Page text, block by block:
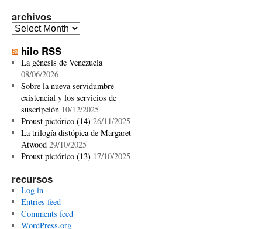
archivos
archivos
hilo RSS
La génesis de Venezuela
08/06/2026
Sobre la nueva servidumbre
existencial y los servicios de
suscripción 10/12/2025
Proust pictórico (14) 26/11/2025
La trilogía distópica de Margaret
Atwood 29/10/2025
Proust pictórico (13) 17/10/2025
recursos
Log in
Entries feed
Comments feed
WordPress.org